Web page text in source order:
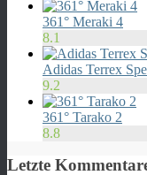
361° Meraki 4
8.1
Adidas Terrex
9.2
361° Tarako 2
8.8
Letzte